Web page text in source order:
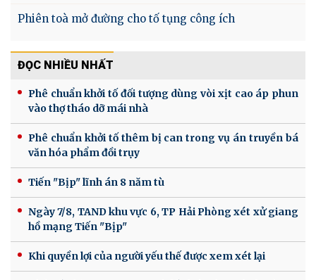
Phiên toà mở đường cho tố tụng công ích
ĐỌC NHIỀU NHẤT
Phê chuẩn khởi tố đối tượng dùng vòi xịt cao áp phun
vào thợ tháo dỡ mái nhà
Phê chuẩn khởi tố thêm bị can trong vụ án truyền bá
văn hóa phẩm đồi trụy
Tiến "Bịp" lĩnh án 8 năm tù
Ngày 7/8, TAND khu vực 6, TP Hải Phòng xét xử giang
hồ mạng Tiến "Bịp"
Khi quyền lợi của người yếu thế được xem xét lại